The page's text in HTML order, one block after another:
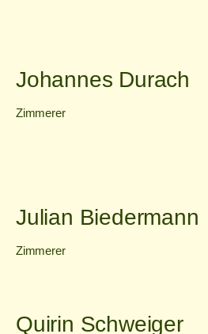
Johannes Durach
Zimmerer
Julian Biedermann
Zimmerer
Quirin Schweiger